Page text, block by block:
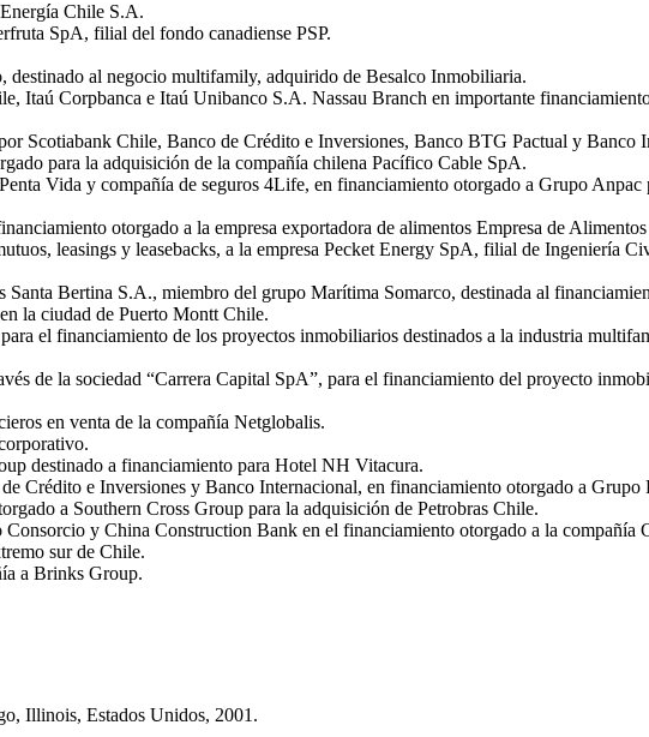
Chile S.A.
SpA, filial del fondo canadiense PSP.
al negocio multifamily, adquirido de Besalco Inmobiliaria.
Itaú Corpbanca e Itaú Unibanco S.A. Nassau Branch en importante
Scotiabank Chile, Banco de Crédito e Inversiones, Banco BTG Pactual y Banco
para la adquisición de la compañía chilena Pacífico Cable SpA.
Vida y compañía de seguros 4Life, en financiamiento otorgado a Grupo Anpac
otorgado a la empresa exportadora de alimentos Empresa de
leasings y leasebacks, a la empresa Pecket Energy SpA, filial de Ingeniería
Bertina S.A., miembro del grupo Marítima Somarco, destinada al
la ciudad de Puerto Montt Chile.
el financiamiento de los proyectos inmobiliarios destinados a la industria
de la sociedad “Carrera Capital SpA”, para el financiamiento del proyecto
en venta de la compañía Netglobalis.
destinado a financiamiento para Hotel NH Vitacura.
Crédito e Inversiones y Banco Internacional, en financiamiento otorgado a Grupo
a Southern Cross Group para la adquisición de Petrobras Chile.
y China Construction Bank en el financiamiento otorgado a la compañía
sur de Chile.
a Brinks Group.
Illinois, Estados Unidos, 2001.